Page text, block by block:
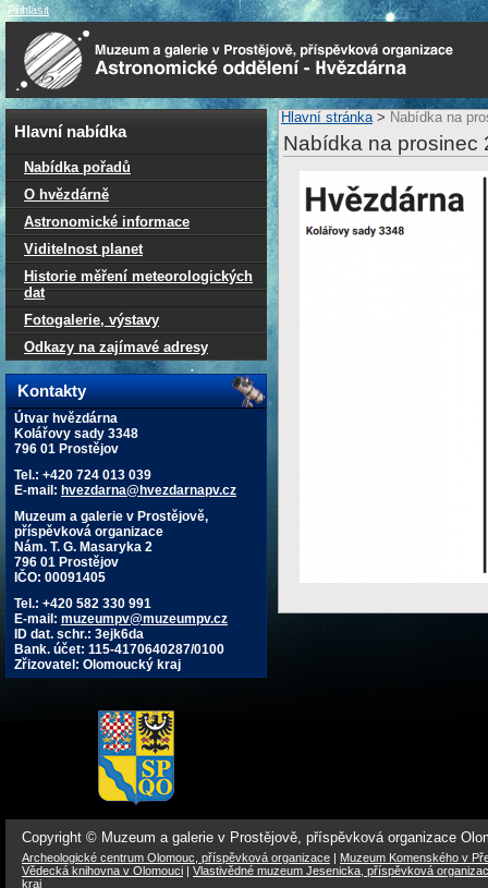
Hlavní nabídka
Nabídka pořadů
O hvězdárně
Astronomické informace
Viditelnost planet
Historie měření meteorologických
dat
Fotogalerie, výstavy
Odkazy na zajímavé adresy
Kontakty
Útvar hvězdárna
Kolářovy sady 3348
796 01 Prostějov
Tel.: +420 724 013 039
E-mail: hvezdarna@hvezdarnapv.cz
Muzeum a galerie v Prostějově,
příspěvková organizace
Nám. T. G. Masaryka 2
796 01 Prostějov
IČO: 00091405
Tel.: +420 582 330 991
E-mail: muzeumpv@muzeumpv.cz
ID dat. schr.: 3ejk6da
Bank. účet: 115-4170640287/0100
Zřizovatel: Olomoucký kraj
Hlavní stránka> Nabídka na
Nabídka na prosinec
Copyright © Muzeum a galerie v Prostějově, příspěvková organizace
Archeologické centrum Olomouc, příspěvková organizace | Muzeum Komenského v
Vědecká knihovna v Olomouci | Vlastivědné muzeum Jesenicka, příspěvková
kraj
Přihlásit